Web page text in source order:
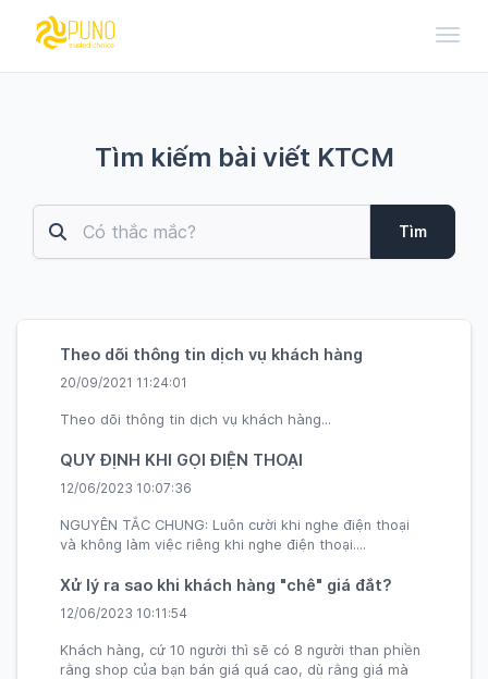
Tìm kiếm bài viết KTCM
Tìm
Theo dõi thông tin dịch vụ khách hàng
20/09/2021 11:24:01
Theo dõi thông tin dịch vụ khách hàng...
QUY ĐỊNH KHI GỌI ĐIỆN THOẠI
12/06/2023 10:07:36
NGUYÊN TẮC CHUNG: Luôn cười khi nghe điện thoại
và không làm việc riêng khi nghe điện thoại....
Xử lý ra sao khi khách hàng "chê" giá đắt?
12/06/2023 10:11:54
Khách hàng, cứ 10 người thì sẽ có 8 người than phiền
rằng shop của bạn bán giá quá cao, dù rằng giá mà